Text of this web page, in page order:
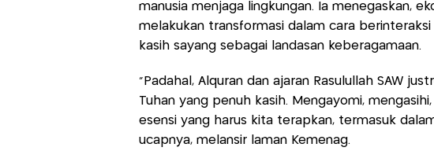
manusia menjaga lingkungan. Ia menegaskan,
melakukan transformasi dalam cara
kasih sayang sebagai landasan keberagamaan.
“Padahal, Alquran dan ajaran Rasulullah SAW
Tuhan yang penuh kasih. Mengayomi,
esensi yang harus kita terapkan, termasuk
ucapnya, melansir laman Kemenag.